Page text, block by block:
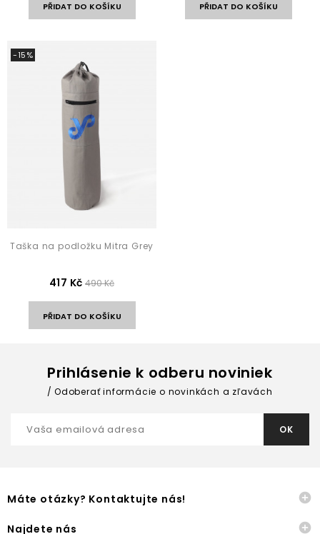
PŘIDAT DO KOŠÍKU PŘIDAT DO KOŠÍKU
-15%
Taška na podložku Mitra Grey
417 Kč 490 Kč
PŘIDAT DO KOŠÍKU
Prihlásenie k odberu noviniek
Odoberať informácie o novinkách a zľavách
Máte otázky? Kontaktujte nás! 
Najdete nás 